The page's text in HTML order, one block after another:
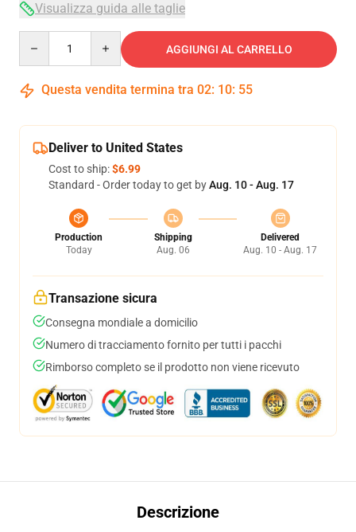
Visualizza guida alle taglie
AGGIUNGI AL CARRELLO
Questa vendita termina tra 02: 10: 54
Deliver to United States
Cost to ship:$6.99
Standard - Order today to get byAug. 10 - Aug. 17
Production
Today
Shipping
Aug. 06
Delivered
Aug. 10 - Aug. 17
Transazione sicura
Consegna mondiale a domicilio
Numero di tracciamento fornito per tutti i pacchi
Rimborso completo se il prodotto non viene ricevuto
Descrizione